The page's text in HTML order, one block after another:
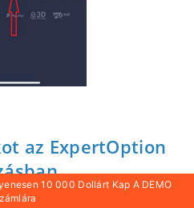
az ExpertOption
10 000 Dollárt Kap A DEMO